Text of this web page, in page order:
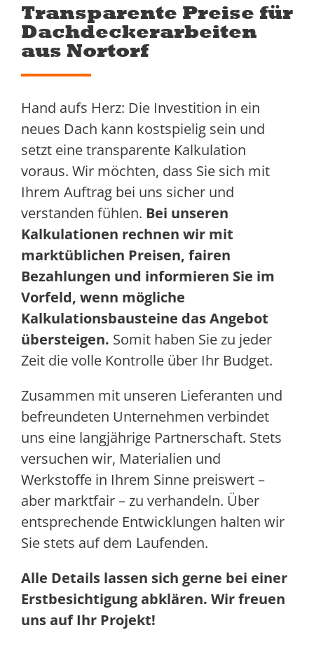
Transparente Preise für
Dachdeckerarbeiten
aus Nortorf
Hand aufs Herz: Die Investition in ein
neues Dach kann kostspielig sein und
setzt eine transparente Kalkulation
voraus. Wir möchten, dass Sie sich mit
Ihrem Auftrag bei uns sicher und
verstanden fühlen. Bei unseren
Kalkulationen rechnen wir mit
marktüblichen Preisen, fairen
Bezahlungen und informieren Sie im
Vorfeld, wenn mögliche
Kalkulationsbausteine das Angebot
übersteigen. Somit haben Sie zu jeder
Zeit die volle Kontrolle über Ihr Budget.
Zusammen mit unseren Lieferanten und
befreundeten Unternehmen verbindet
uns eine langjährige Partnerschaft. Stets
versuchen wir, Materialien und
Werkstoffe in Ihrem Sinne preiswert –
aber marktfair – zu verhandeln. Über
entsprechende Entwicklungen halten wir
Sie stets auf dem Laufenden.
Alle Details lassen sich gerne bei einer
Erstbesichtigung abklären. Wir freuen
uns auf Ihr Projekt!